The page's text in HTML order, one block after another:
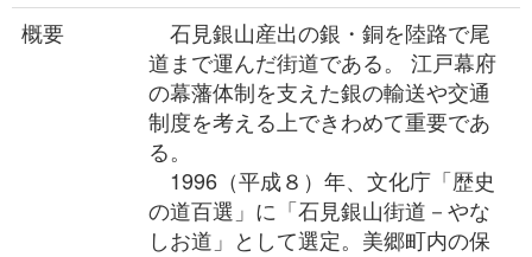
概要
石見銀山産出の銀・銅を陸路で尾
道まで運んだ街道である。 江戸幕府
の幕藩体制を支えた銀の輸送や交通
制度を考える上できわめて重要であ
る。
1996（平成８）年、文化庁「歴史
の道百選」に「石見銀山街道－やな
しお道」として選定。美郷町内の保